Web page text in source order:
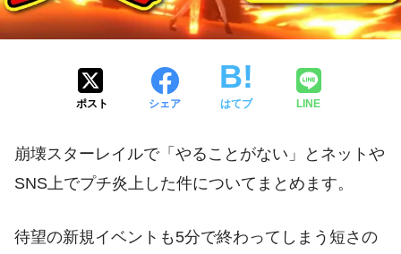
ポスト シェア はてブ LINE
崩壊スターレイルで「やることがない」とネットや
SNS上でプチ炎上した件についてまとめます。
待望の新規イベントも5分で終わってしまう短さの